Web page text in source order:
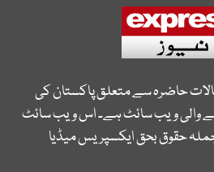
حاضرہ سے متعلق پاکستان کی
والی ویب سائٹ ہے۔ اس ویب سائٹ
حقوق بحق ایکسپریس میڈیا